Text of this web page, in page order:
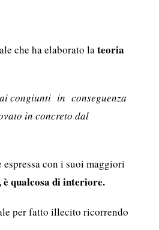
che ha elaborato lateoria
congiunti in conseguenza
in concreto dal
con i suoi maggiori
qualcosa di interiore.
per fatto illecito ricorrendo